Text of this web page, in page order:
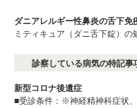
ダニアレルギー性鼻炎の舌下免
ミティキュア（ダニ舌下錠）の
診察している病気の特記事
新型コロナ後遺症
■受診条件：※神経精神科症状